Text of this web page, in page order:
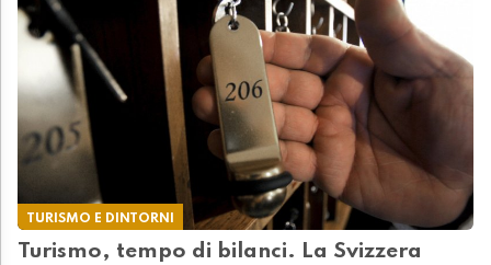
TURISMO E DINTORNI
Turismo, tempo di bilanci. La Svizzera